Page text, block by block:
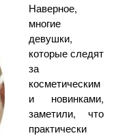
Наверное,
многие
девушки,
которые следят
за
косметическим
и новинками,
заметили, что
практически